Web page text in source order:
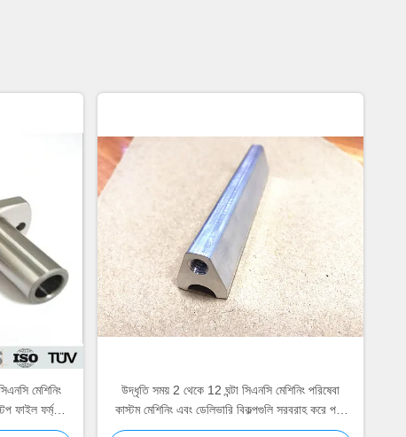
মেশিনিং
ফাইল ফর্ম্যাট
উদ্ধৃতি সময় 2 থেকে 12 ঘন্টা সিএনসি মেশিনিং পরিষেবা
কাস্টম মেশিনিং এবং ডেলিভারি বিকল্পগুলি সরবরাহ করে পণ্য
শিপিংয়ের জন্য ফেডেক্স